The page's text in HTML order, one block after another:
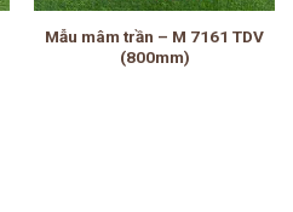
Mẫu mâm trần – M 7161 TDV
(800mm)